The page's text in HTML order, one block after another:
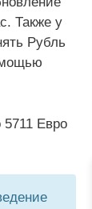
Также у
Рубль
5711 Евро